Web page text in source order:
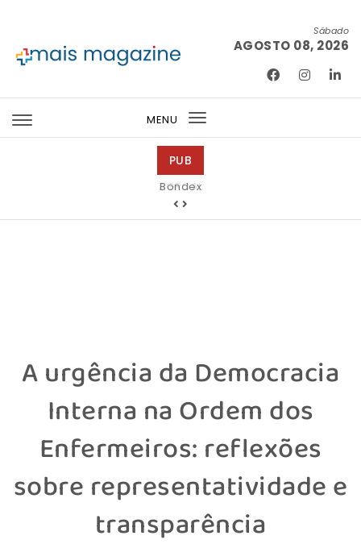
Sábado
AGOSTO 08, 2026
MENU
Toggle
PUB
Bondex
A urgência da Democracia
Interna na Ordem dos
Enfermeiros: reflexões
sobre representatividade e
transparência